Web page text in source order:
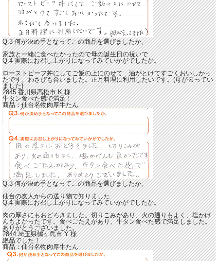
Q.3 何が決め手となってこの商品を選びましたか。
家族と一緒に食べたかったので母の誕生日の祝いで
Q.4 実際にお召し上がりになってみていかがでしたか。
ローストビーフ丼にしてご飯の上にのせて 油がとけてすごくおいしかっ
たです。わさびも合いました。正月料理に利用したいです。(母が云ってい
ました)
2845 香川県高松市K様
牛タン食べた感で満足！
商品：仙台名物肉厚牛たん
Q.3 何が決め手となってこの商品を選びましたか。
仙台の友人からの送り物で知りました
Q.4 実際にお召し上がりになってみていかがでしたか。
肉の厚さにもおどろきました。切りこみがあり、火の通りもよく、塩かげ
んもよかったです。食べごたえがあり、牛タン食べた感で満足しました。
ありがとうございました。
2844 埼玉県鶴ヶ島市Y様
絶品でした！
商品：仙台名物肉厚牛たん